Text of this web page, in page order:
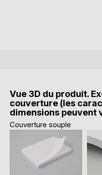
Vue 3D du produit.
couverture (les
dimensions peuvent
Couverture souple